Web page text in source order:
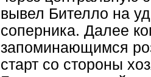
вывел Бителло на
соперника. Далее
запоминающимся
старт со стороны